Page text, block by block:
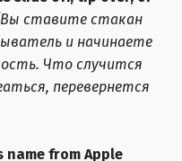
ставите стакан
и начинаете
Что случится
перевернется
name from Apple